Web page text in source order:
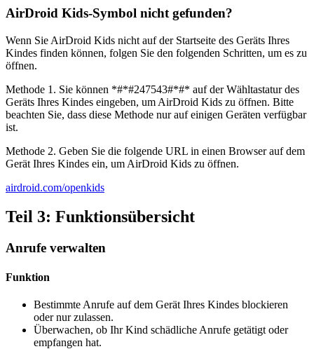
AirDroid Kids-Symbol nicht gefunden?
Wenn Sie AirDroid Kids nicht auf der Startseite des Geräts Ihres
Kindes finden können, folgen Sie den folgenden Schritten, um es zu
öffnen.
Methode 1. Sie können *#*#247543#*#* auf der Wähltastatur des
Geräts Ihres Kindes eingeben, um AirDroid Kids zu öffnen. Bitte
beachten Sie, dass diese Methode nur auf einigen Geräten verfügbar
ist.
Methode 2. Geben Sie die folgende URL in einen Browser auf dem
Gerät Ihres Kindes ein, um AirDroid Kids zu öffnen.
airdroid.com/openkids
Teil 3: Funktionsübersicht
Anrufe verwalten
Funktion
Bestimmte Anrufe auf dem Gerät Ihres Kindes blockieren
oder nur zulassen.
Überwachen, ob Ihr Kind schädliche Anrufe getätigt oder
empfangen hat.